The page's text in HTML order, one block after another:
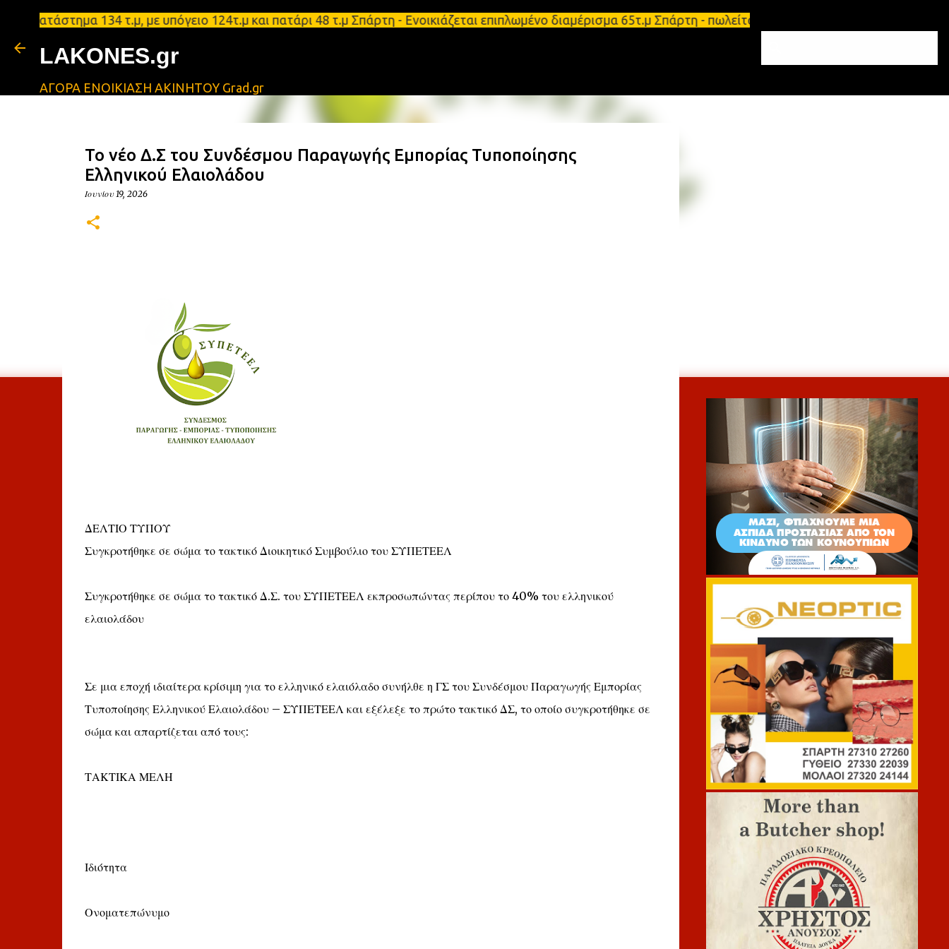
Μετάβαση στο κύριο περιεχόμενο
134 τ.μ, με υπόγειο 124τ.μ και πατάρι 48 τ.μ Σπάρτη - Ενοικιάζεται επιπλωμένο διαμέρισμα 65τ.μ Σπάρτη - πωλείται τριάρι διαμέρισμα
LAKONES.gr
ΑΓΟΡΑ ΕΝΟΙΚΙΑΣΗ ΑΚΙΝΗΤΟΥ Grad.gr
Το νέο Δ.Σ του Συνδέσμου Παραγωγής Εμπορίας Τυποποίησης
Ελληνικού Ελαιολάδου
Ιουνίου 19, 2026
ΔΕΛΤΙΟ ΤΥΠΟΥ
Συγκροτήθηκε σε σώμα το τακτικό Διοικητικό Συμβούλιο του ΣΥΠΕΤΕΕΛ
Συγκροτήθηκε σε σώμα το τακτικό Δ.Σ. του ΣΥΠΕΤΕΕΛ εκπροσωπώντας περίπου το 40% του ελληνικού
ελαιολάδου
Σε μια εποχή ιδιαίτερα κρίσιμη για το ελληνικό ελαιόλαδο συνήλθε η ΓΣ του Συνδέσμου Παραγωγής Εμπορίας
Τυποποίησης Ελληνικού Ελαιολάδου – ΣΥΠΕΤΕΕΛ και εξέλεξε το πρώτο τακτικό ΔΣ, το οποίο συγκροτήθηκε σε
σώμα και απαρτίζεται από τους:
ΤΑΚΤΙΚΑ ΜΕΛΗ
Ιδιότητα
Ονοματεπώνυμο